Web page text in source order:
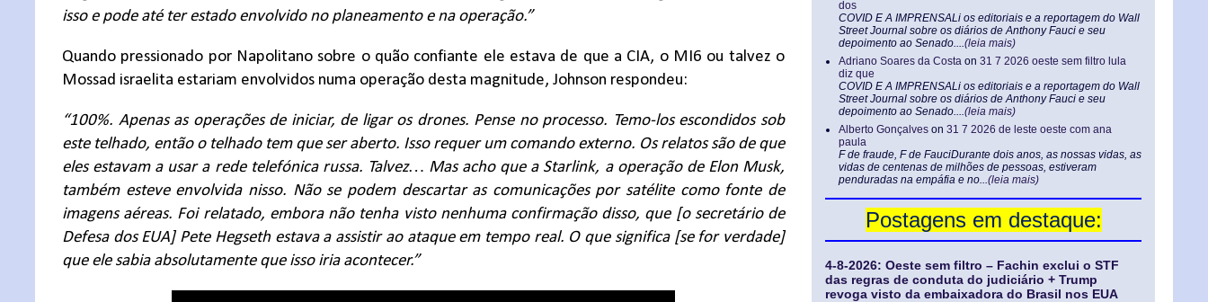
isso e pode até ter estado envolvido no planeamento e na operação.”
Quando pressionado por Napolitano sobre o quão confiante ele estava de que a CIA, o MI6 ou talvez o
Mossad israelita estariam envolvidos numa operação desta magnitude, Johnson respondeu:
“100%. Apenas as operações de iniciar, de ligar os drones. Pense no processo. Temo-los escondidos sob
este telhado, então o telhado tem que ser aberto. Isso requer um comando externo. Os relatos são de que
eles estavam a usar a rede telefónica russa. Talvez… Mas acho que a Starlink, a operação de Elon Musk,
também esteve envolvida nisso. Não se podem descartar as comunicações por satélite como fonte de
imagens aéreas. Foi relatado, embora não tenha visto nenhuma confirmação disso, que [o secretário de
Defesa dos EUA] Pete Hegseth estava a assistir ao ataque em tempo real. O que significa [se for verdade]
que ele sabia absolutamente que isso iria acontecer.”
dos
COVID E A IMPRENSALi os editoriais e a reportagem do Wall
Street Journal sobre os diários de Anthony Fauci e seu
depoimento ao Senado....(leia mais)
Adriano Soares da Costa on 31 7 2026 oeste sem filtro lula
diz que
COVID E A IMPRENSALi os editoriais e a reportagem do Wall
Street Journal sobre os diários de Anthony Fauci e seu
depoimento ao Senado....(leia mais)
Alberto Gonçalves on 31 7 2026 de leste oeste com ana
paula
F de fraude, F de FauciDurante dois anos, as nossas vidas, as
vidas de centenas de milhões de pessoas, estiveram
penduradas na empáfia e no...(leia mais)
Postagens em destaque:
4-8-2026: Oeste sem filtro – Fachin exclui o STF
das regras de conduta do judiciário + Trump
revoga visto da embaixadora do Brasil nos EUA